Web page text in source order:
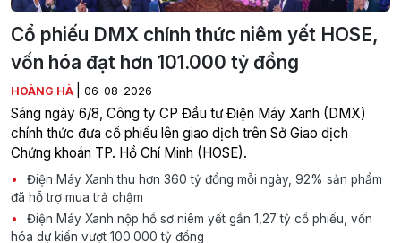
Cổ phiếu DMX chính thức niêm yết HOSE,
vốn hóa đạt hơn 101.000 tỷ đồng
HOÀNG HÀ 06-08-2026
Sáng ngày 6/8, Công ty CP Đầu tư Điện Máy Xanh (DMX)
chính thức đưa cổ phiếu lên giao dịch trên Sở Giao dịch
Chứng khoán TP. Hồ Chí Minh (HOSE).
Điện Máy Xanh thu hơn 360 tỷ đồng mỗi ngày, 92% sản phẩm
đã hỗ trợ mua trả chậm
Điện Máy Xanh nộp hồ sơ niêm yết gần 1,27 tỷ cổ phiếu, vốn
hóa dự kiến vượt 100.000 tỷ đồng